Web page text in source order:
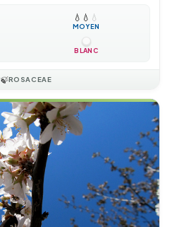
💧 💧 💧
MOYEN
BLANC
🍃ROSACEAE